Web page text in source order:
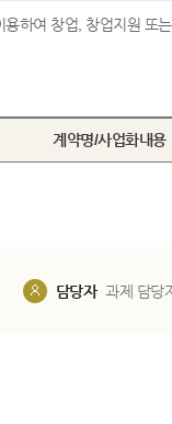
하여 창업, 창업지원 또
계약명/사업화내용
담당자 과제 담당